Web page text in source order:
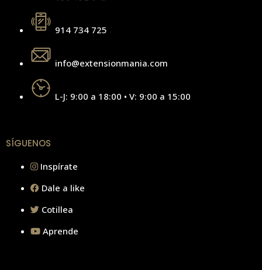
914 734 725
info@extensionmania.com
L-J: 9:00 a 18:00 • V: 9:00 a 15:00
SÍGUENOS
Inspírate
Dale a like
Cotillea
Aprende